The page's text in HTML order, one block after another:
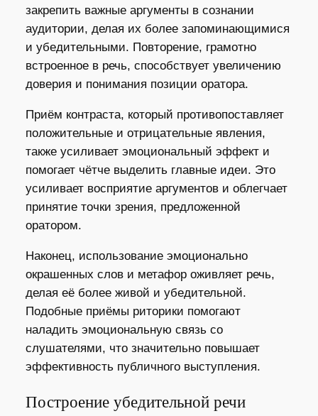
закрепить важные аргументы в сознании
аудитории, делая их более запоминающимися
и убедительными. Повторение, грамотно
встроенное в речь, способствует увеличению
доверия и понимания позиции оратора.
Приём контраста, который противопоставляет
положительные и отрицательные явления,
также усиливает эмоциональный эффект и
помогает чётче выделить главные идеи. Это
усиливает восприятие аргументов и облегчает
принятие точки зрения, предложенной
оратором.
Наконец, использование эмоционально
окрашенных слов и метафор оживляет речь,
делая её более живой и убедительной.
Подобные приёмы риторики помогают
наладить эмоциональную связь со
слушателями, что значительно повышает
эффективность публичного выступления.
Построение убедительной речи